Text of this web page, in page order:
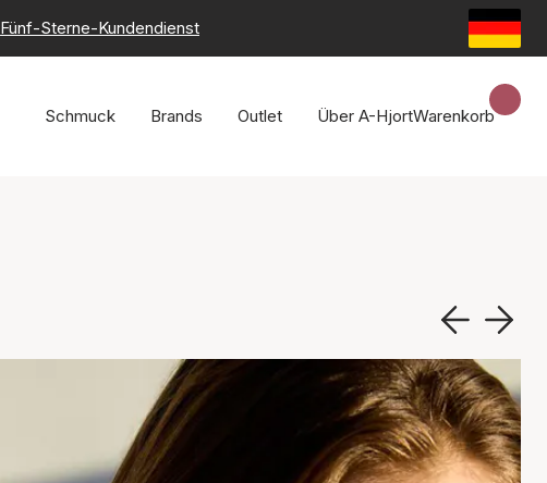
Fünf-Sterne-Kundendienst
Schmuck Brands Outlet Über A-HjortWarenkorb